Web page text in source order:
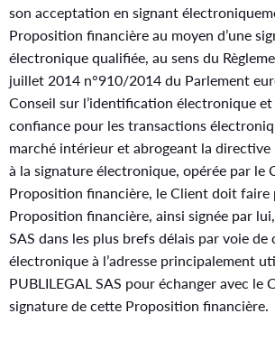
son acceptation en signant
Proposition financière au moyen d’une
électronique qualifiée, au sens du
juillet 2014 n°910/2014 du Parlement
Conseil sur l’identification électronique et
confiance pour les transactions
marché intérieur et abrogeant la
à la signature électronique, opérée par le
Proposition financière, le Client doit faire
Proposition financière, ainsi signée par lui,
SAS dans les plus brefs délais par voie de
électronique à l’adresse principalement
PUBLILEGAL SAS pour échanger avec le
signature de cette Proposition financière.